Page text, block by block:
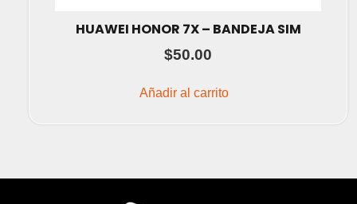
HUAWEI HONOR 7X – BANDEJA SIM
$50.00
Añadir al carrito